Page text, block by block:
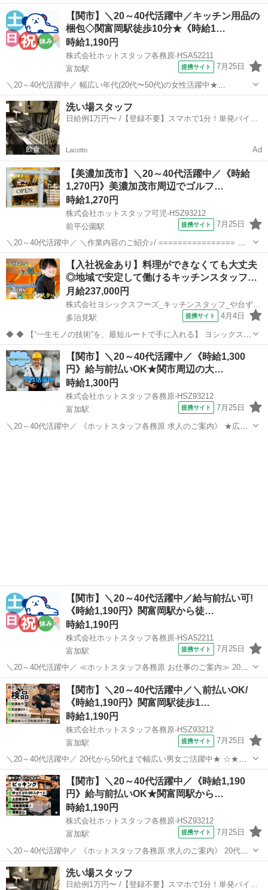
────────────────── ＼お仕事の詳細♪/
────────────────── 木材加工メーカーさんでの、 家具の組み
立てをおまかせします! →木製パー...
岐阜 鍋原駅 キッチン
【関市】＼20～40代活躍中／キッチン用品の
梱包◇関富岡駅徒歩10分★《時給1…
時給1,190円
株式会社ホットスタッフ各務原-HSA52211
富加駅
提携サイト 7月25日
＼20～40代活躍中／ 幅広い年代(20代〜50代)の女性活躍中★
◆◆◆◆◆◆◆◆◆◆◆◆◆◆◆ ★仕事内容★
◆◆◆◆◆◆◆◆◆◆◆◆◆◆◆ 包丁やフライパンなど キッチン用品
を製造・販売してる大手企業様★ 今回...
岐阜 関市 富加駅
洗い場スタッフ
日給例1万円〜 /【登録不要】スマホで1分！単発バイト
Lacotto Ad
【美濃加茂市】＼20～40代活躍中／《時給
1,270円》美濃加茂市周辺でゴルフ…
時給1,270円
株式会社ホットスタッフ可児-HSZ93212
前平公園駅
提携サイト 7月25日
＼20～40代活躍中／ ＼作業内容のご紹介♪/ ================ ゴ
ルフ場内のレストランにて、 ホール業務全般をお願いします♪ ・お客
様をお席へご案内! ・オーダーのお伺い☆ ・完成したお料理のご提供
♪...
岐阜 美濃加茂市 前平公園駅 レストラン
【入社祝金あり】料理ができなくても大丈夫
◎地域で安定して働けるキッチンスタッフ…
月給237,000円
株式会社ヨシックスフーズ_キッチンスタッフ_や台ずし 多治見駅前町(正社員)
多治見駅
提携サイト 4月4日
◆ ◆ 【“一生モノの技術”を、最短ルートで手に入れる】 ヨシックスフ
ーズが運営する寿司居酒屋「や台ずし」では、 鮮魚の一部を加工済み
の状態で仕入れることで仕込みの負担を大幅に削減しています。 入社
後は余計な工程に時間...
岐阜 多治見市 多治見駅 キッチン
【関市】＼20～40代活躍中／《時給1,300
円》給与前払いOK★関市周辺の大…
時給1,300円
株式会社ホットスタッフ各務原-HSZ93212
富加駅
提携サイト 7月25日
＼20～40代活躍中／ 《ホットスタッフ各務原 求人のご案内》 ★広く
【関市】＼20～40代活躍中／給与前払い可!
《時給1,190円》関富岡駅から徒…
時給1,190円
株式会社ホットスタッフ各務原-HSA52211
富加駅
提携サイト 7月25日
＼20～40代活躍中／ ≪ホットスタッフ各務原 お仕事のご案内≫ 20代
から50代まで幅広い年代の女性働いています★
────────────────── ＼お仕事の詳細♪/
────────────────── 包丁...
岐阜 関市 富加駅
【関市】＼20～40代活躍中／＼前払いOK/
《時給1,190円》関富岡駅徒歩1…
時給1,190円
株式会社ホットスタッフ各務原-HSZ93212
富加駅
提携サイト 7月25日
＼20～40代活躍中／ 20代から50代まで幅広い男女ご活躍中★ ☆★魅
力た〜っぷりなオシゴトが出ました★☆ ★朝9時からのゆっくりスタ
ート ★土日祝休み ★残業あり・なし選べる(?忙期を除く) ★冷暖房完
備 ★未経験から...
岐阜 関市 富加駅 キッチン
【関市】＼20～40代活躍中／《時給1,190
円》給与前払いOK★関富岡駅から…
時給1,190円
株式会社ホットスタッフ各務原-HSZ93212
富加駅
提携サイト 7月25日
＼20～40代活躍中／ 《ホットスタッフ各務原 求人のご案内》 20代・
30代はもちろん40代・50代まで男性活躍中★ ＼大人気!! ピッキングの
オシゴトが出ました!/ 9:00からスタートで朝はゆっくりできちゃう♪...
岐阜 関市 富加駅
洗い場スタッフ
日給例1万円〜 /【登録不要】スマホで1分！単発バイト